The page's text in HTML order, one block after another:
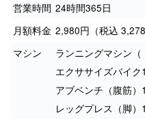
営業時間 24時間365日
月額料金 2,980円（税込 3,278
マシン
ランニングマシン
エクササイズバイク
アブベンチ（腹筋）
レッグプレス（脚）